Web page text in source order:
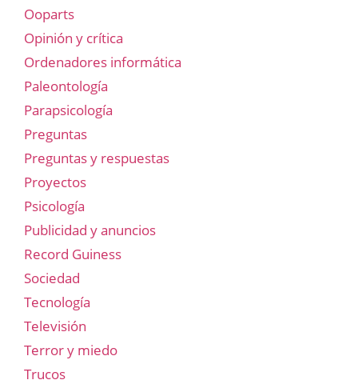
Ooparts
Opinión y crítica
Ordenadores informática
Paleontología
Parapsicología
Preguntas
Preguntas y respuestas
Proyectos
Psicología
Publicidad y anuncios
Record Guiness
Sociedad
Tecnología
Televisión
Terror y miedo
Trucos